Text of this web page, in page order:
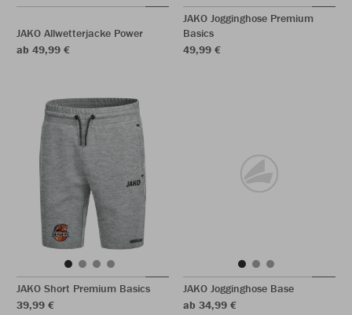
JAKO Allwetterjacke Power
ab 49,99 €
JAKO Jogginghose Premium
Basics
49,99 €
JAKO Short Premium Basics
39,99 €
JAKO Jogginghose Base
ab 34,99 €